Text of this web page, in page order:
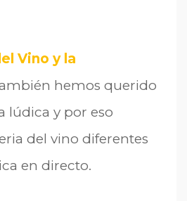
Vino y la
hemos querido
lúdica y por eso
del vino diferentes
en directo.